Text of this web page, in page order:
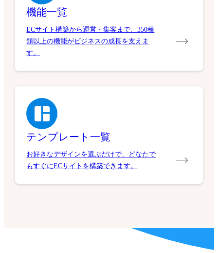
機能一覧
ECサイト構築から運営・集客まで、350種
類以上の機能がビジネスの成長を支えま
す。
テンプレート一覧
お好きなデザインを選ぶだけで、どなたで
もすぐにECサイトを構築できます。